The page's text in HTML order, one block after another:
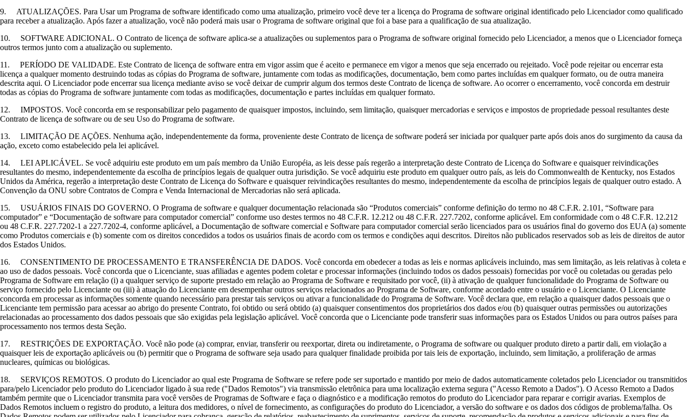
9. ATUALIZAÇÕES. Para Usar um Programa de software identificado como uma atualização, primeiro você deve ter a licença do Programa de software original identificado pelo Licenciador como qualificado
para receber a atualização. Após fazer a atualização, você não poderá mais usar o Programa de software original que foi a base para a qualificação de sua atualização.
10. SOFTWARE ADICIONAL. O Contrato de licença de software aplica-se a atualizações ou suplementos para o Programa de software original fornecido pelo Licenciador, a menos que o Licenciador forneça
outros termos junto com a atualização ou suplemento.
11. PERÍODO DE VALIDADE. Este Contrato de licença de software entra em vigor assim que é aceito e permanece em vigor a menos que seja encerrado ou rejeitado. Você pode rejeitar ou encerrar esta
licença a qualquer momento destruindo todas as cópias do Programa de software, juntamente com todas as modificações, documentação, bem como partes incluídas em qualquer formato, ou de outra maneira
descrita aqui. O Licenciador pode encerrar sua licença mediante aviso se você deixar de cumprir algum dos termos deste Contrato de licença de software. Ao ocorrer o encerramento, você concorda em destruir
todas as cópias do Programa de software juntamente com todas as modificações, documentação e partes incluídas em qualquer formato.
12. IMPOSTOS. Você concorda em se responsabilizar pelo pagamento de quaisquer impostos, incluindo, sem limitação, quaisquer mercadorias e serviços e impostos de propriedade pessoal resultantes deste
Contrato de licença de software ou de seu Uso do Programa de software.
13. LIMITAÇÃO DE AÇÕES. Nenhuma ação, independentemente da forma, proveniente deste Contrato de licença de software poderá ser iniciada por qualquer parte após dois anos do surgimento da causa da
ação, exceto como estabelecido pela lei aplicável.
14. LEI APLICÁVEL. Se você adquiriu este produto em um país membro da União Européia, as leis desse país regerão a interpretação deste Contrato de Licença do Software e quaisquer reivindicações
resultantes do mesmo, independentemente da escolha de princípios legais de qualquer outra jurisdição. Se você adquiriu este produto em qualquer outro país, as leis do Commonwealth de Kentucky, nos Estados
Unidos da América, regerão a interpretação deste Contrato de Licença do Software e quaisquer reivindicações resultantes do mesmo, independentemente da escolha de princípios legais de qualquer outro estado. A
Convenção da ONU sobre Contratos de Compra e Venda Internacional de Mercadorias não será aplicada.
15. USUÁRIOS FINAIS DO GOVERNO. O Programa de software e qualquer documentação relacionada são “Produtos comerciais” conforme definição do termo no 48 C.F.R. 2.101, “Software para
computador” e “Documentação de software para computador comercial” conforme uso destes termos no 48 C.F.R. 12.212 ou 48 C.F.R. 227.7202, conforme aplicável. Em conformidade com o 48 C.F.R. 12.212
ou 48 C.F.R. 227.7202-1 a 227.7202-4, conforme aplicável, a Documentação de software comercial e Software para computador comercial serão licenciados para os usuários final do governo dos EUA (a) somente
como Produtos comerciais e (b) somente com os direitos concedidos a todos os usuários finais de acordo com os termos e condições aqui descritos. Direitos não publicados reservados sob as leis de direitos de autor
dos Estados Unidos.
16. CONSENTIMENTO DE PROCESSAMENTO E TRANSFERÊNCIA DE DADOS. Você concorda em obedecer a todas as leis e normas aplicáveis incluindo, mas sem limitação, as leis relativas à coleta e
ao uso de dados pessoais. Você concorda que o Licenciante, suas afiliadas e agentes podem coletar e processar informações (incluindo todos os dados pessoais) fornecidas por você ou coletadas ou geradas pelo
Programa de Software em relação (i) a qualquer serviço de suporte prestado em relação ao Programa de Software e requisitado por você, (ii) à ativação de qualquer funcionalidade do Programa de Software ou
serviço fornecido pelo Licenciante ou (iii) à atuação do Licenciante em desempenhar outros serviços relacionados ao Programa de Software, conforme acordado entre o usuário e o Licenciante. O Licenciante
concorda em processar as informações somente quando necessário para prestar tais serviços ou ativar a funcionalidade do Programa de Software. Você declara que, em relação a quaisquer dados pessoais que o
Licenciante tem permissão para acessar ao abrigo do presente Contrato, foi obtido ou será obtido (a) quaisquer consentimentos dos proprietários dos dados e/ou (b) quaisquer outras permissões ou autorizações
relacionadas ao processamento dos dados pessoais que são exigidas pela legislação aplicável. Você concorda que o Licenciante pode transferir suas informações para os Estados Unidos ou para outros países para
processamento nos termos desta Seção.
17. RESTRIÇÕES DE EXPORTAÇÃO. Você não pode (a) comprar, enviar, transferir ou reexportar, direta ou indiretamente, o Programa de software ou qualquer produto direto a partir dali, em violação a
quaisquer leis de exportação aplicáveis ou (b) permitir que o Programa de software seja usado para qualquer finalidade proibida por tais leis de exportação, incluindo, sem limitação, a proliferação de armas
nucleares, químicas ou biológicas.
18. SERVIÇOS REMOTOS. O produto do Licenciador ao qual este Programa de Software se refere pode ser suportado e mantido por meio de dados automaticamente coletados pelo Licenciador ou transmitidos
para/pelo Licenciador pelo produto do Licenciador ligado à sua rede ("Dados Remotos") via transmissão eletrônica para uma localização externa segura ("Acesso Remoto a Dados"). O Acesso Remoto a Dados
também permite que o Licenciador transmita para você versões de Programas de Software e faça o diagnóstico e a modificação remotos do produto do Licenciador para reparar e corrigir avarias. Exemplos de
Dados Remotos incluem o registro do produto, a leitura dos medidores, o nível de fornecimento, as configurações do produto do Licenciador, a versão do software e os dados dos códigos de problema/falha. Os